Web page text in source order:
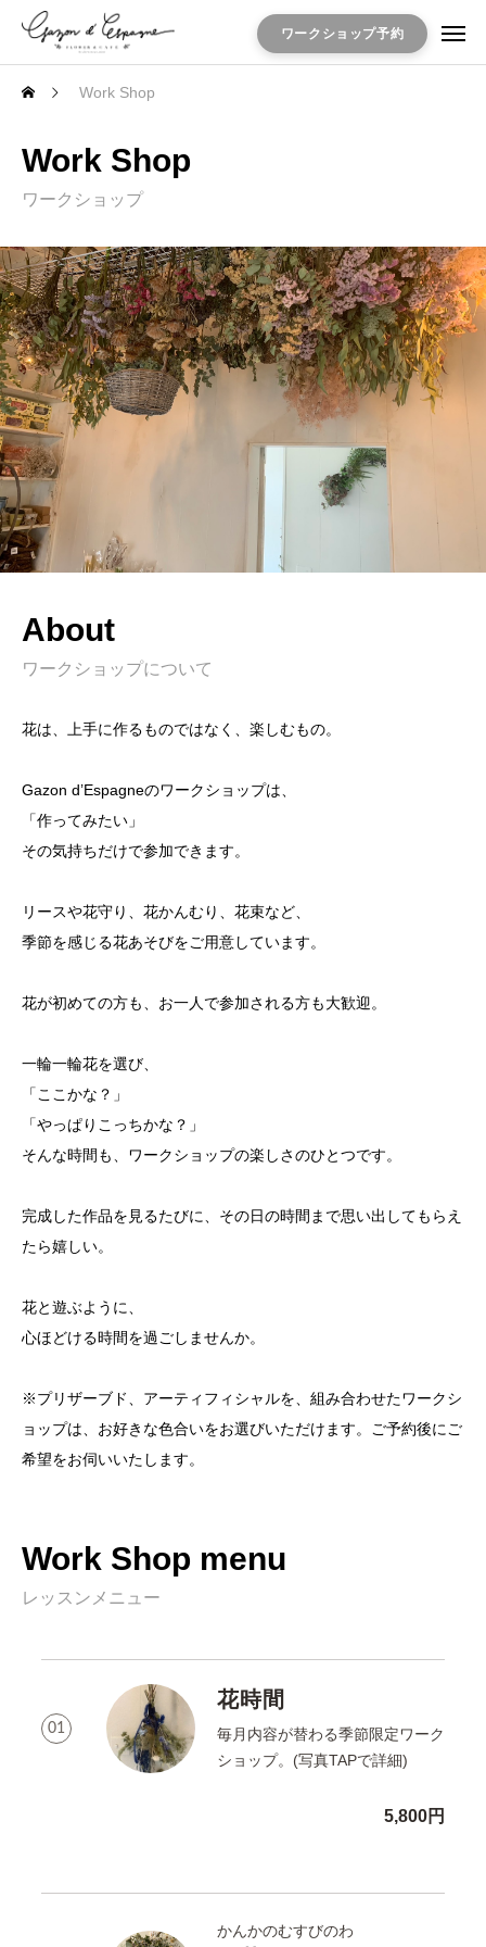
ワークショップ予約
Work Shop
Work Shop
ワークショップ
About
ワークショップについて
花は、上手に作るものではなく、楽しむもの。
Gazon d’Espagneのワークショップは、
「作ってみたい」
その気持ちだけで参加できます。
リースや花守り、花かんむり、花束など、
季節を感じる花あそびをご用意しています。
花が初めての方も、お一人で参加される方も大歓迎。
一輪一輪花を選び、
「ここかな？」
「やっぱりこっちかな？」
そんな時間も、ワークショップの楽しさのひとつです。
完成した作品を見るたびに、その日の時間まで思い出してもらえ
たら嬉しい。
花と遊ぶように、
心ほどける時間を過ごしませんか。
※プリザーブド、アーティフィシャルを、組み合わせたワークシ
ョップは、お好きな色合いをお選びいただけます。ご予約後にご
希望をお伺いいたします。
Work Shop menu
レッスンメニュー
01
花時間
毎月内容が替わる季節限定ワーク
ショップ。(写真TAPで詳細)
5,800円
かんかのむすびのわ